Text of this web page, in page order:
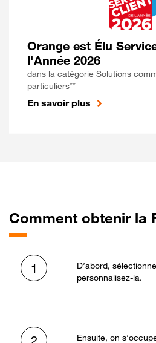
Orange est Élu
l'Année 2026
dans la catégorie Solutions
particuliers**
En savoir plus
Comment obtenir la
1
D’abord,
personnalisez-la.
Ensuite, on